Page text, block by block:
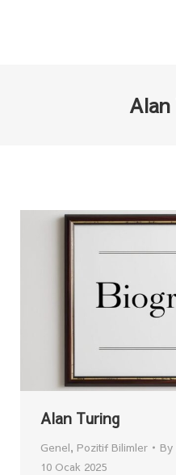
Alan
Alan Turing
Genel, Pozitif Bilimler By
10 Ocak 2025